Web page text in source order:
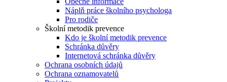
Náplň práce školního psychologa
Pro rodiče
Školní metodik prevence
Kdo je školní metodik prevence
Schránka důvěry
Internetová schránka důvěry
Ochrana osobních údajů
Ochrana oznamovatelů